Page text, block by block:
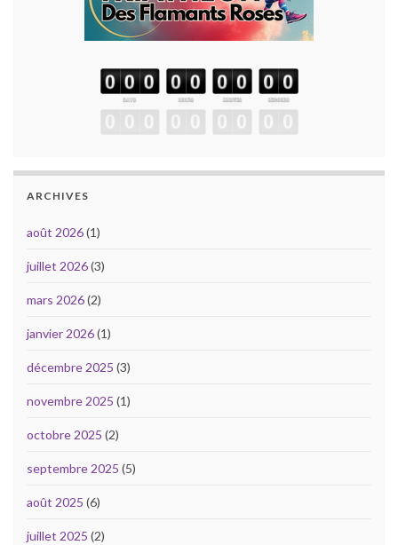
ARCHIVES
août 2026(1)
juillet 2026(3)
mars 2026(2)
janvier 2026(1)
décembre 2025 (3)
novembre 2025 (1)
octobre 2025 (2)
septembre 2025 (5)
août 2025 (6)
juillet 2025 (2)